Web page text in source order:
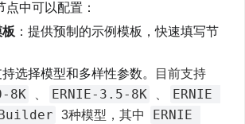
点中可以配置：
：提供预制的示例模板，快速填写节
持选择模型和多样性参数。
8K ERNIE-3.5-8K
ERNIE
3种模型，其中
ERNIE